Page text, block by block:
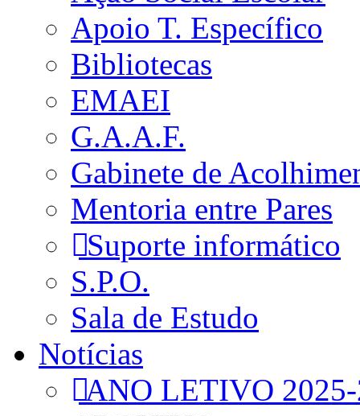
Apoio T. Específico
Bibliotecas
EMAEI
G.A.A.F.
Gabinete de
Mentoria entre Pares
Suporte informático
S.P.O.
Sala de Estudo
Notícias
ANO LETIVO